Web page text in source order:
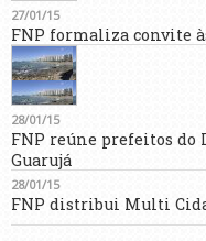
27/01/15
FNP formaliza convite
28/01/15
FNP reúne prefeitos do
Guarujá
28/01/15
FNP distribui Multi